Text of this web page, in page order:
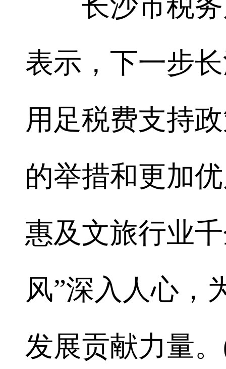
表示，下一步
用足税费支持
的举措和更加
惠及文旅行业
风”深入人心，
发展贡献力量